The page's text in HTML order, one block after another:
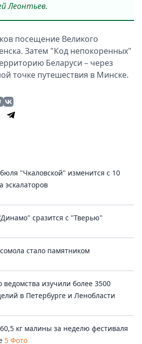
Леонтьев.
посещение Великого
Затем "Код непокоренных"
Беларуси – через
точке путешествия в Минске.
"Чкаловской" изменится с 10
эскалаторов
сразится с "Тверью"
стало памятником
ведомства изучили более 3500
в Петербурге и Ленобласти
кг малины за неделю фестиваля
5 Фото